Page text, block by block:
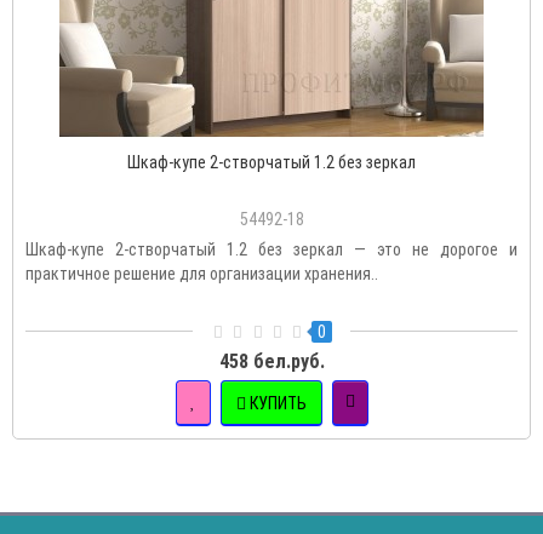
Шкаф-купе 2-створчатый 1.2 без зеркал
54492-18
Шкаф-купе 2-створчатый 1.2 без зеркал — это не дорогое и
практичное решение для организации хранения..
0
458 бел.руб.
КУПИТЬ